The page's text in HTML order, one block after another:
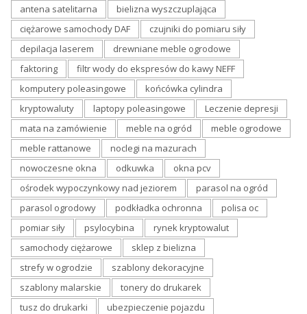
antena satelitarna
bielizna wyszczuplająca
ciężarowe samochody DAF
czujniki do pomiaru siły
depilacja laserem
drewniane meble ogrodowe
faktoring
filtr wody do ekspresów do kawy NEFF
komputery poleasingowe
końcówka cylindra
kryptowaluty
laptopy poleasingowe
Leczenie depresji
mata na zamówienie
meble na ogród
meble ogrodowe
meble rattanowe
noclegi na mazurach
nowoczesne okna
odkuwka
okna pcv
ośrodek wypoczynkowy nad jeziorem
parasol na ogród
parasol ogrodowy
podkładka ochronna
polisa oc
pomiar siły
psylocybina
rynek kryptowalut
samochody ciężarowe
sklep z bielizna
strefy w ogrodzie
szablony dekoracyjne
szablony malarskie
tonery do drukarek
tusz do drukarki
ubezpieczenie pojazdu